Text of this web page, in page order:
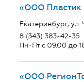
«ООО Пластик
Екатеринбург,
8 (343) 383-42-35
Пн-Пт с 09.00 до
«ООО